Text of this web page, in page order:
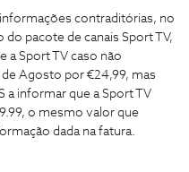
contraditórias, no
pacote de canais Sport TV,
a Sport TV caso não
Agosto por €24,99, mas
a informar que a Sport TV
o mesmo valor que
dada na fatura.